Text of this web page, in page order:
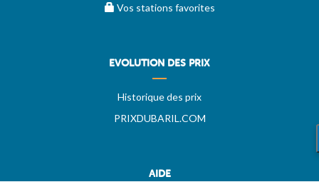
Vos stations favorites
EVOLUTION DES PRIX
Historique des prix
PRIXDUBARIL.COM
AIDE